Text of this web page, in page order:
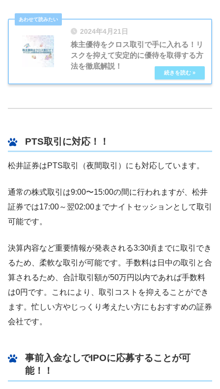
2024年4月21日
株主優待をクロス取引で手に入れる！リ
スクを抑えて安定的に優待を取得する方
法を徹底解説！
PTS取引に対応！！
松井証券はPTS取引（夜間取引）にも対応しています。
通常の株式取引は9:00〜15:00の間に行われますが、松井
証券では17:00～翌02:00までナイトセッションとして取引
可能です。
決算内容など重要情報が発表される3:30頃までに取引でき
るため、柔軟な取引が可能です。手数料は日中の取引と合
算されるため、合計取引額が50万円以内であれば手数料
は0円です。これにより、取引コストを抑えることができ
ます。忙しい方やじっくり考えたい方にもおすすめの証券
会社です。
事前入金なしでIPOに応募することが可
能！！